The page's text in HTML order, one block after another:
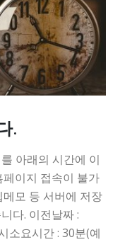
.
아래의 시간에 이
이지 접속이 불가
모 등 서버에 저장
다. 이전날짜 :
소요시간 : 30분(예